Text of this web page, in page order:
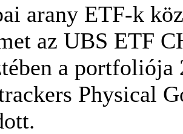
arany ETF-k
az UBS ETF
a
Physical